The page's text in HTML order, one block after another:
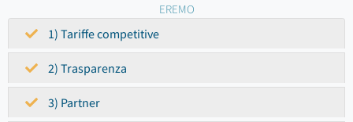
EREMO
1) Tariffe competitive
2) Trasparenza
3) Partner